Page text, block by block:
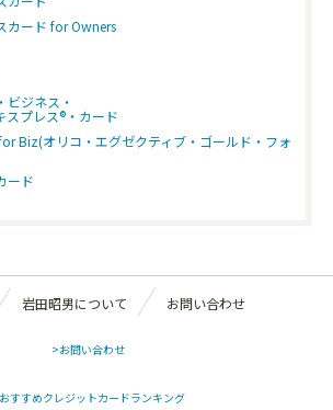
カード for Owners
ビジネス・
スプレス®・カード
Biz(オリコ・エグゼクティブ・ゴールド・フォ
ード
岩田昭男について お問い合わせ
>お問い合わせ
すすめクレジットカードランキング